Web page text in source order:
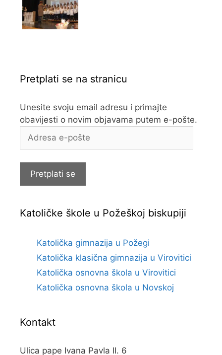
Pretplati se na stranicu
Unesite svoju email adresu i primajte
obavijesti o novim objavama putem e-pošte.
Adresa
Pretplati se
Katoličke škole u Požeškoj biskupiji
Katolička gimnazija u Požegi
Katolička klasična gimnazija u Virovitici
Katolička osnovna škola u Virovitici
Katolička osnovna škola u Novskoj
Kontakt
Ulica pape Ivana Pavla II. 6